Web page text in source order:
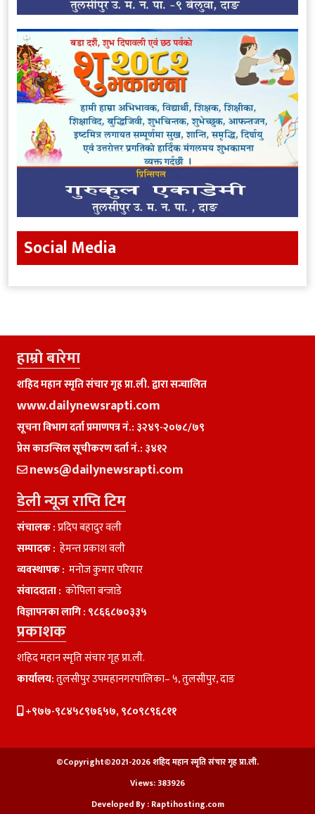
Social Media
हाम्राे बारेमा
शहिद महान स्मृति संचार गृह प्रा.ली. द्वारा सन्चालित
www.dailynewsrapti.com
सूचना विभाग दर्ता प्रमाणपत्र नं.: ३२४९-२०७८/७९
प्रेस काउन्सिल सूचीकरण दर्ता नं.: ३४१२
news@dailynewsrapti.com
डेली न्यूज राप्ति टिम
संचालक :प्रदिप बहादुर वली
सम्पादक : हेमन्त प्रकाश वली
व्यवस्थापक : मनाेज कुमार परियार
संवाददाता : काेपिला बन्जाडे
विज्ञापनका लागि : ९८६६८७०३३५
प्रकाशक
शहिद महान स्मृति संचार गृह प्रा.ली.
कार्यालय:तुलसीपुर उपमहानगरपालिका– ५, तुलसीपुर, दाङ
+९७७-९८४५८९७६५७, ९८०९८९६८११
©Copyright©2021-2026 शहिद महान स्मृति संचार गृह प्रा.ली.
Views:383926
Developed By : Raptihosting.com